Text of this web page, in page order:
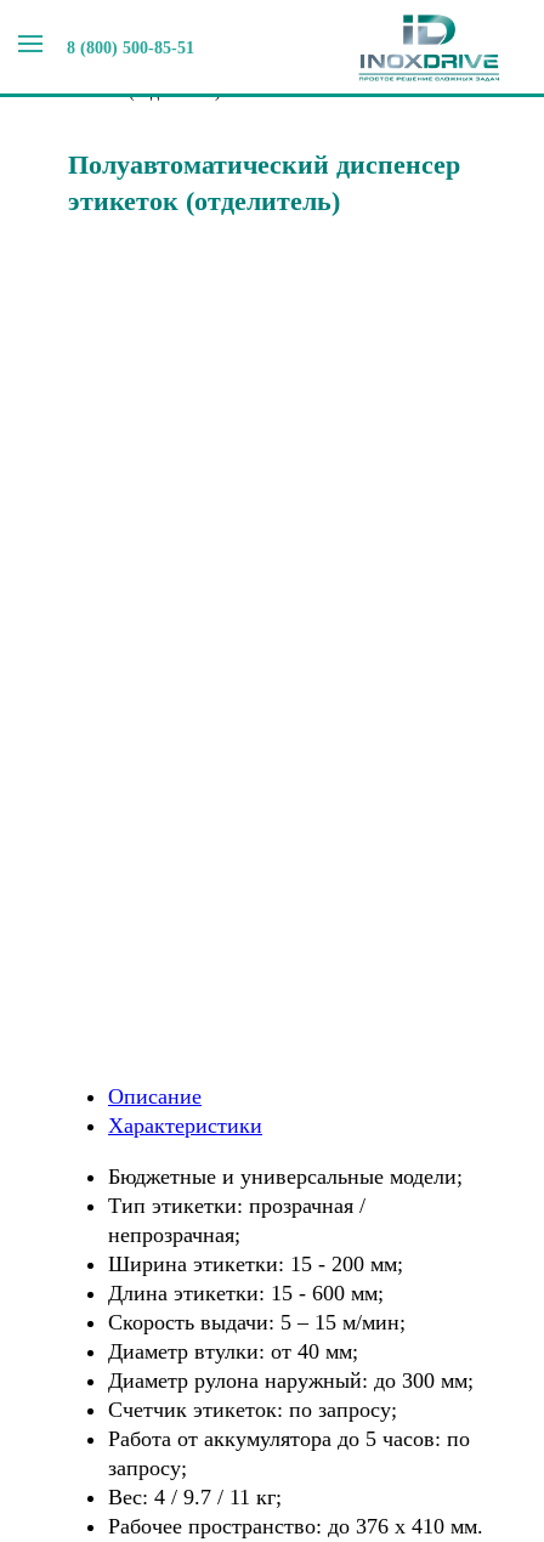
8 (800) 500-85-51
Главная > Этикетировочное оборудование >
Полуавтоматический диспенсер
этикеток (отделитель)
Полуавтоматический диспенсер
этикеток (отделитель)
Описание
Характеристики
Бюджетные и универсальные модели;
Тип этикетки: прозрачная /
непрозрачная;
Ширина этикетки: 15 - 200 мм;
Длина этикетки: 15 - 600 мм;
Скорость выдачи: 5 – 15 м/мин;
Диаметр втулки: от 40 мм;
Диаметр рулона наружный: до 300 мм;
Счетчик этикеток: по запросу;
Работа от аккумулятора до 5 часов: по
запросу;
Вес: 4 / 9.7 / 11 кг;
Рабочее пространство: до 376 х 410 мм.